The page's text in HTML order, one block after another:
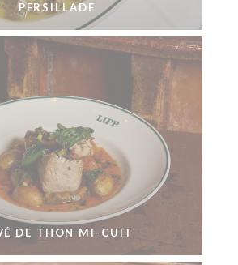
PERSILLADE
DE THON MI-CUIT